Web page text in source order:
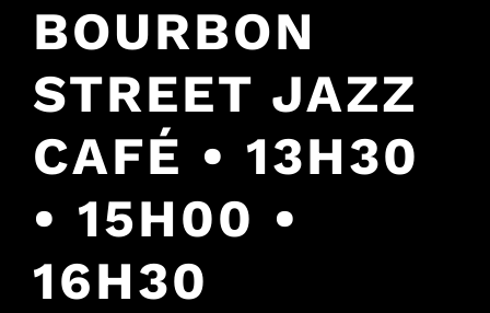
BOURBON
STREET JAZZ
CAFÉ • 13H30
• 15H00 •
16H30